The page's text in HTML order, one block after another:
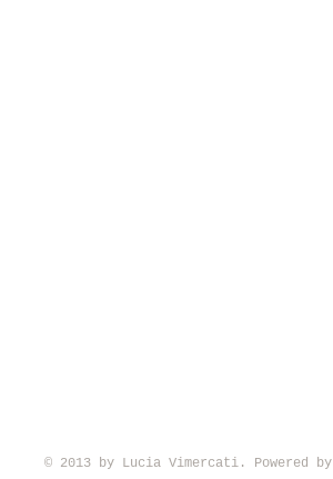
© 2013 by Lucia Vimercati. Powered by